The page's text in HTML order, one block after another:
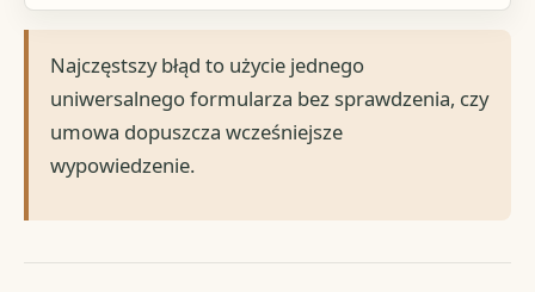
Najczęstszy błąd to użycie jednego
uniwersalnego formularza bez sprawdzenia, czy
umowa dopuszcza wcześniejsze
wypowiedzenie.